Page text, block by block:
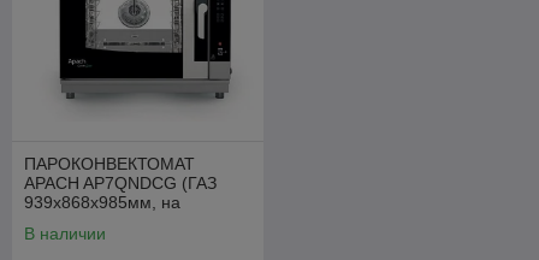
ПАРОКОНВЕКТОМАТ
APACH AP7QNDCG (ГАЗ
939х868х985мм, на
0,4кВт(эл.)+15кВт(газ,
В наличии